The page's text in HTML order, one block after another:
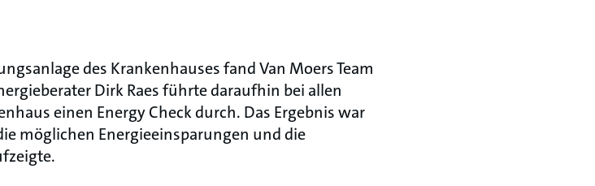
des Krankenhauses fand Van Moers Team
Dirk Raes führte daraufhin bei allen
einen Energy Check durch. Das Ergebnis war
möglichen Energieeinsparungen und die